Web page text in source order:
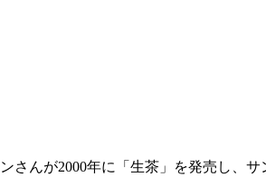
んが2000年に「生茶」を発売し、